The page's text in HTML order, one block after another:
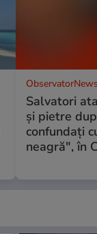
Salvatori
şi pietre
confundaţi
neagră", în